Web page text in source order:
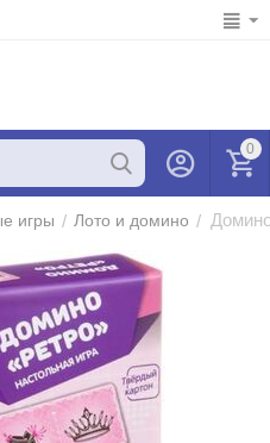
0
игры / Лото и домино /